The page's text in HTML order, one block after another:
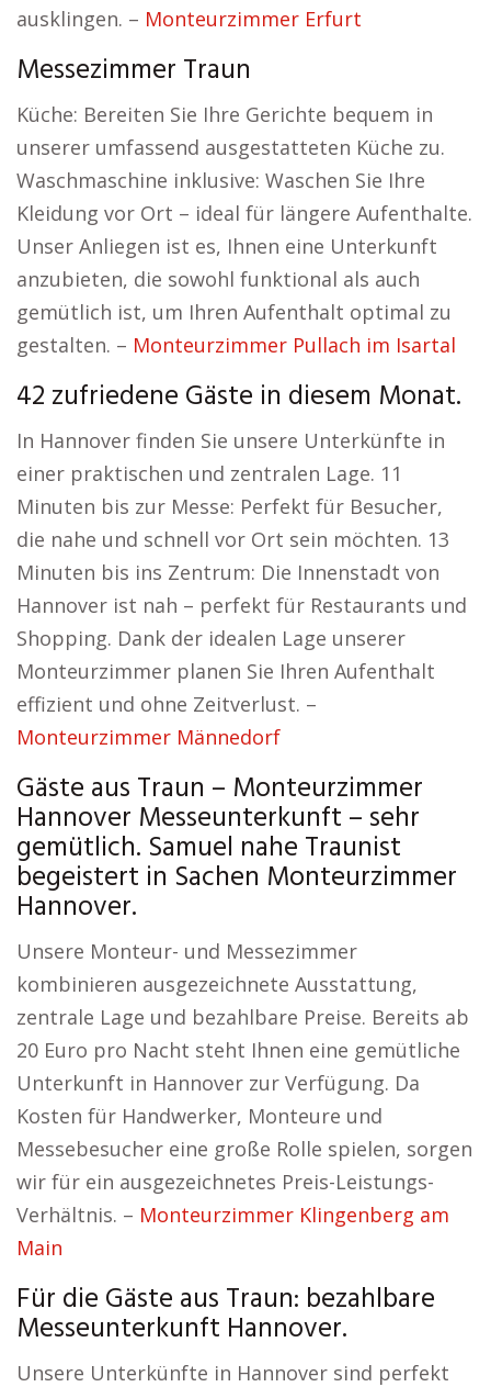
ausklingen. – Monteurzimmer Erfurt
Messezimmer Traun
Küche: Bereiten Sie Ihre Gerichte bequem in
unserer umfassend ausgestatteten Küche zu.
Waschmaschine inklusive: Waschen Sie Ihre
Kleidung vor Ort – ideal für längere Aufenthalte.
Unser Anliegen ist es, Ihnen eine Unterkunft
anzubieten, die sowohl funktional als auch
gemütlich ist, um Ihren Aufenthalt optimal zu
gestalten. – Monteurzimmer Pullach im Isartal
42 zufriedene Gäste in diesem Monat.
In Hannover finden Sie unsere Unterkünfte in
einer praktischen und zentralen Lage. 11
Minuten bis zur Messe: Perfekt für Besucher,
die nahe und schnell vor Ort sein möchten. 13
Minuten bis ins Zentrum: Die Innenstadt von
Hannover ist nah – perfekt für Restaurants und
Shopping. Dank der idealen Lage unserer
Monteurzimmer planen Sie Ihren Aufenthalt
effizient und ohne Zeitverlust. –
Monteurzimmer Männedorf
Gäste aus Traun – Monteurzimmer
Hannover Messeunterkunft – sehr
gemütlich. Samuel nahe Traunist
begeistert in Sachen Monteurzimmer
Hannover.
Unsere Monteur- und Messezimmer
kombinieren ausgezeichnete Ausstattung,
zentrale Lage und bezahlbare Preise. Bereits ab
20 Euro pro Nacht steht Ihnen eine gemütliche
Unterkunft in Hannover zur Verfügung. Da
Kosten für Handwerker, Monteure und
Messebesucher eine große Rolle spielen, sorgen
wir für ein ausgezeichnetes Preis-Leistungs-
Verhältnis. – Monteurzimmer Klingenberg am
Main
Für die Gäste aus Traun: bezahlbare
Messeunterkunft Hannover.
Unsere Unterkünfte in Hannover sind perfekt